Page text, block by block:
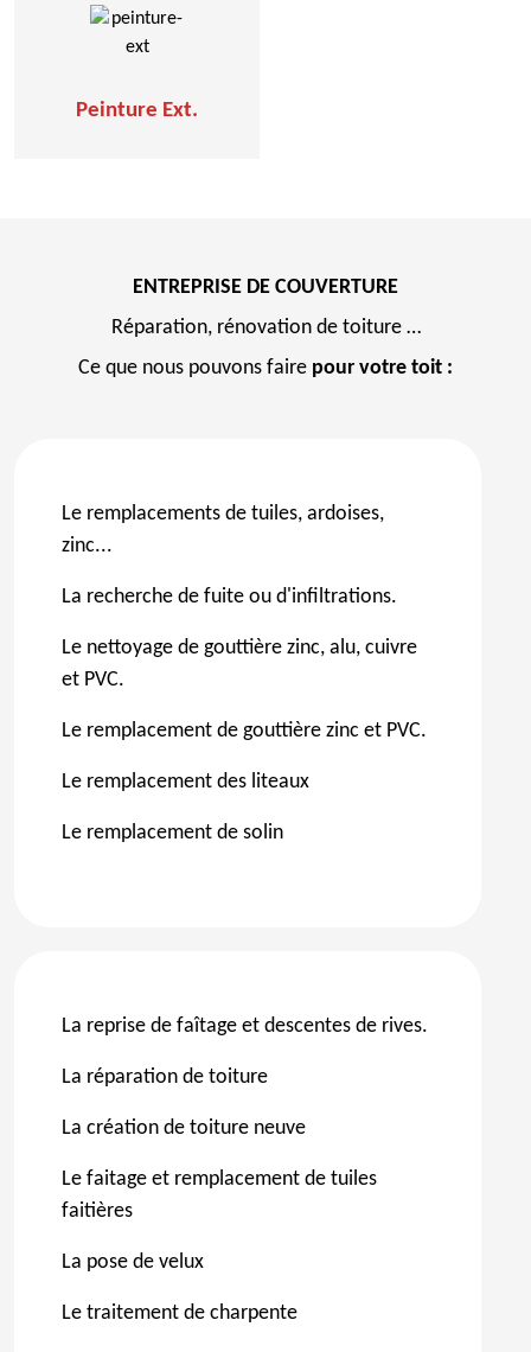
Peinture Ext.
ENTREPRISE DE COUVERTURE
Réparation, rénovation de toiture …
Ce que nous pouvons faire pour votre toit :
Le remplacements de tuiles, ardoises,
zinc...
La recherche de fuite ou d'infiltrations.
Le nettoyage de gouttière zinc, alu, cuivre
et PVC.
Le remplacement de gouttière zinc et PVC.
Le remplacement des liteaux
Le remplacement de solin
La reprise de faîtage et descentes de rives.
La réparation de toiture
La création de toiture neuve
Le faitage et remplacement de tuiles
faitières
La pose de velux
Le traitement de charpente